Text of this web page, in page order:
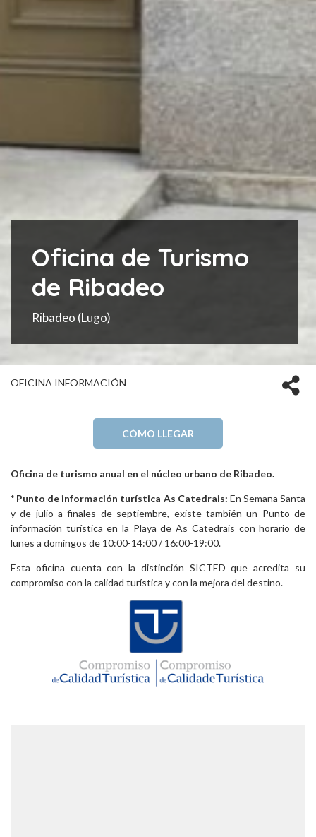
Oficina de Turismo
de Ribadeo
Ribadeo (Lugo)
OFICINA INFORMACIÓN
CÓMO LLEGAR
Oficina de turismo anual en el núcleo urbano de Ribadeo.
* Punto de información turística As Catedrais: En Semana Santa
y de julio a finales de septiembre, existe también un Punto de
información turística en la Playa de As Catedrais con horario de
lunes a domingos de 10:00-14:00 / 16:00-19:00.
Esta oficina cuenta con la distinción SICTED que acredita su
compromiso con la calidad turística y con la mejora del destino.